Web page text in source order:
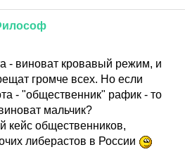
- виноват кровавый режим, и
громче всех. Но если
- "общественник" рафик - то
мальчик?
кейс общественников,
либерастов в России